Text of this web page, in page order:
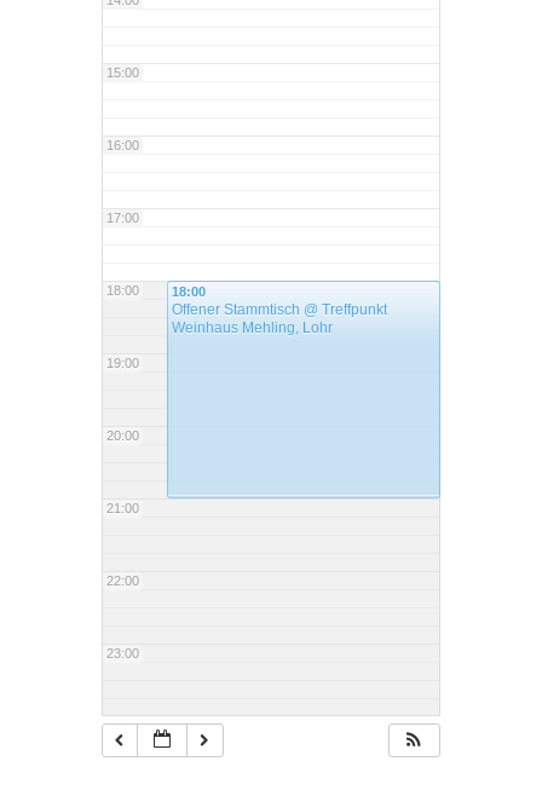
15:00
16:00
17:00
18:00
19:00
20:00
21:00
22:00
23:00
18:00
Offener Stammtisch @ Treffpunkt
Weinhaus Mehling, Lohr